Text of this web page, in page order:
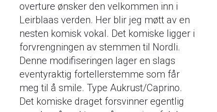
overture ønsker den velkommen inn i
Leirblaas verden. Her blir jeg møtt av en
nesten komisk vokal. Det komiske ligger i
forvrengningen av stemmen til Nordli.
Denne modifiseringen lager en slags
eventyraktig fortellerstemme som får
meg til å smile. Type Aukrust/Caprino.
Det komiske draget forsvinner egentlig